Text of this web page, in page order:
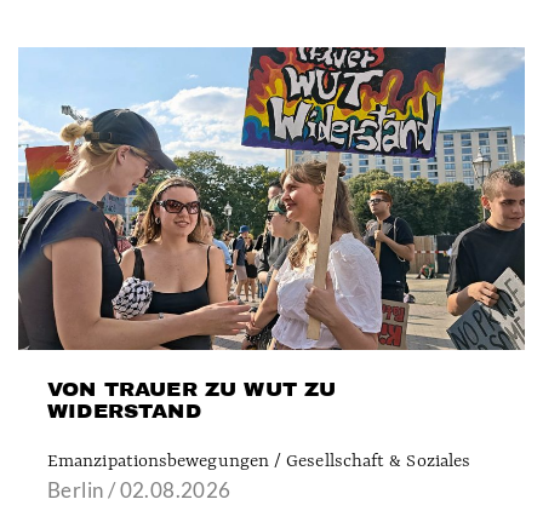
VON TRAUER ZU WUT ZU
WIDERSTAND
Emanzipationsbewegungen / Gesellschaft & Soziales
Berlin / 02.08.2026